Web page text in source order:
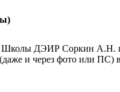
Школы ДЭИР Соркин А.Н.
и через фото или ПС)